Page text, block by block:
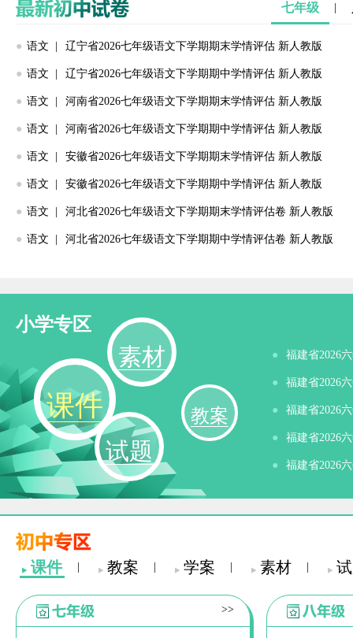
七年级
● 语文 | 辽宁省2026七年级语文下学期期末学情评估 新人教版
● 语文 | 辽宁省2026七年级语文下学期期中学情评估 新人教版
● 语文 | 河南省2026七年级语文下学期期末学情评估 新人教版
● 语文 | 河南省2026七年级语文下学期期中学情评估 新人教版
● 语文 | 安徽省2026七年级语文下学期期末学情评估 新人教版
● 语文 | 安徽省2026七年级语文下学期期中学情评估 新人教版
● 语文 | 河北省2026七年级语文下学期期末学情评估卷 新人教版
● 语文 | 河北省2026七年级语文下学期期中学情评估卷 新人教版
小学专区
课件 教案
素材
试题
●
●
●
●
●
课件 教案 学案 素材
>>